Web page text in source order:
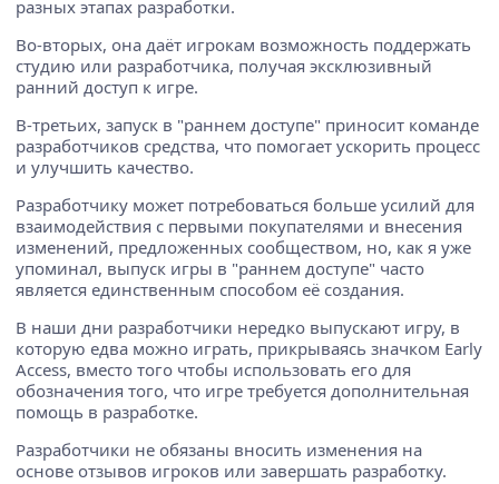
разных этапах разработки.
Во-вторых, она даёт игрокам возможность поддержать
студию или разработчика, получая эксклюзивный
ранний доступ к игре.
В-третьих, запуск в "раннем доступе" приносит команде
разработчиков средства, что помогает ускорить процесс
и улучшить качество.
Разработчику может потребоваться больше усилий для
взаимодействия с первыми покупателями и внесения
изменений, предложенных сообществом, но, как я уже
упоминал, выпуск игры в "раннем доступе" часто
является единственным способом её создания.
В наши дни разработчики нередко выпускают игру, в
которую едва можно играть, прикрываясь значком Early
Access, вместо того чтобы использовать его для
обозначения того, что игре требуется дополнительная
помощь в разработке.
Разработчики не обязаны вносить изменения на
основе отзывов игроков или завершать разработку.